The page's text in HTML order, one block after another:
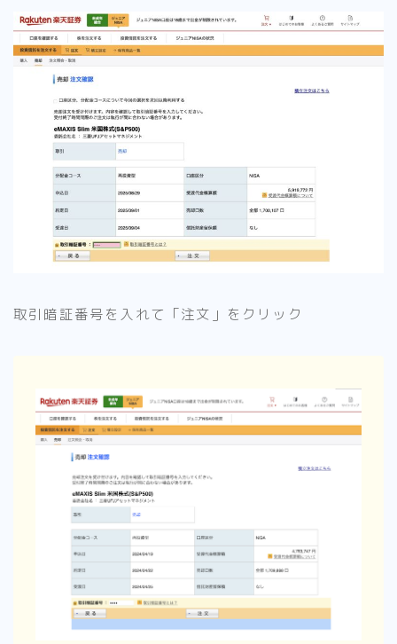
取引暗証番号を入れて「注文」をクリック